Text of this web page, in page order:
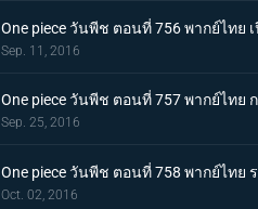
One piece วันพีช ตอนที่ 756 พากย์ไท
Sep. 11, 2016
One piece วันพีช ตอนที่ 757 พากย์ไท
Sep. 25, 2016
One piece วันพีช ตอนที่ 758 พากย์ไท
Oct. 02, 2016